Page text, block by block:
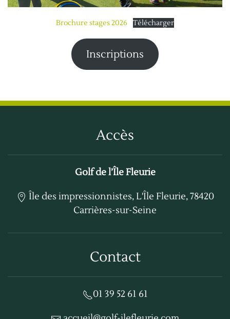
Brochure stages 2026 Télécharger
Inscriptions
Accès
Golf de l’Île Fleurie
Île des impressionnistes, L'Île Fleurie, 78420
Carrières-sur-Seine
Contact
01 39 52 61 61